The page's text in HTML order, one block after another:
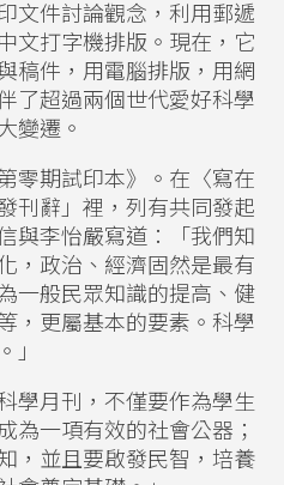
文件討論觀念，利用郵遞
文打字機排版。現在，它
稿件，用電腦排版，用網
了超過兩個世代愛好科學
變遷。
零期試印本》。在〈寫在
刊辭」裡，列有共同發起
與李怡嚴寫道：「我們知
，政治、經濟固然是最有
一般民眾知識的提高、健
，更屬基本的要素。科學
」
學月刊，不僅要作為學生
為一項有效的社會公器；
，並且要啟發民智，培養